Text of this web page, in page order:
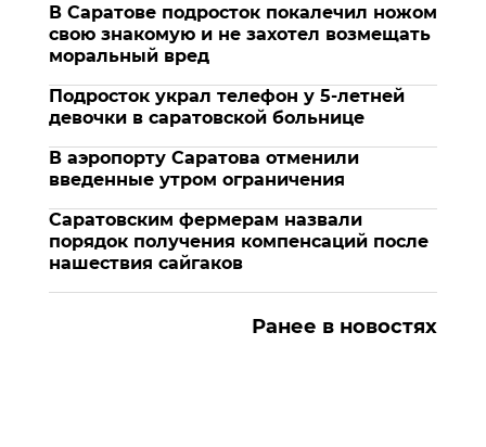
В Саратове подросток покалечил ножом
свою знакомую и не захотел возмещать
моральный вред
Подросток украл телефон у 5-летней
девочки в саратовской больнице
В аэропорту Саратова отменили
введенные утром ограничения
Саратовским фермерам назвали
порядок получения компенсаций после
нашествия сайгаков
Ранее в новостях